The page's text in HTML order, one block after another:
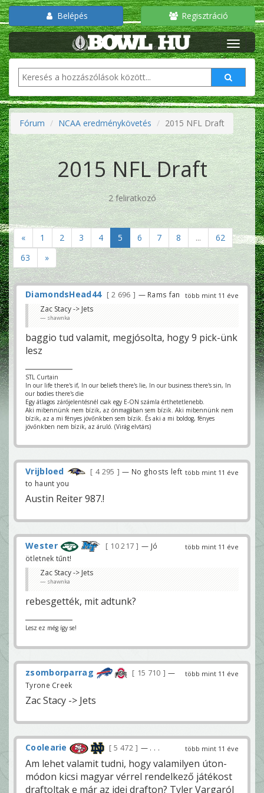
Belépés Regisztráció
Fórum NCAA eredménykövetés 2015 NFL Draft
2015 NFL Draft
2 feliratkozó
« 1 2 3 4 5 6 7 8 ...
62
63
»
több mint 11 éve
DiamondsHead44 2 696 — Rams fan
Zac Stacy -> Jets
shawnka
baggio tud valamit, megjósolta, hogy 9 pick-ünk
lesz
STL Curtain
In our life there's if, In our beliefs there's lie, In our business there's sin, In
our bodies there's die
Egy átlagos zárójelentésnél csak egy E-ON számla érthetetlenebb.
Aki mibennünk nem bízik, az önmagában sem bízik. Aki mibennünk nem
bízik, az a mi fényes jövőnkben sem bízik. És aki a mi boldog, fényes
jövőnkben nem bízik, az áruló. (Virág elvtárs)
több mint 11 éve
Vrijbloed 4 295
— No ghosts left
to haunt you
Austin Reiter 987.!
több mint 11 éve
Wester 10 217
— Jó
ötletnek tűnt!
Zac Stacy -> Jets
shawnka
rebesgették, mit adtunk?
Lesz ez még így se!
több mint 11 éve
zsomborparrag 15 710
—
Tyrone Creek
Zac Stacy -> Jets
több mint 11 éve
Coolearie 5 472 — . . .
Am lehet valamit tudni, hogy valamilyen úton-
módon kicsi magyar vérrel rendelkező játékost
draftoltak e már az idei drafton? Tyler Vargaról